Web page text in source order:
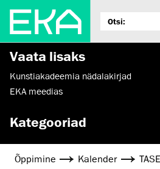
Vaata lisaks
Kunstiakadeemia nädalakirjad
EKA meedias
Kategooriad
Õppimine Kalender TASE